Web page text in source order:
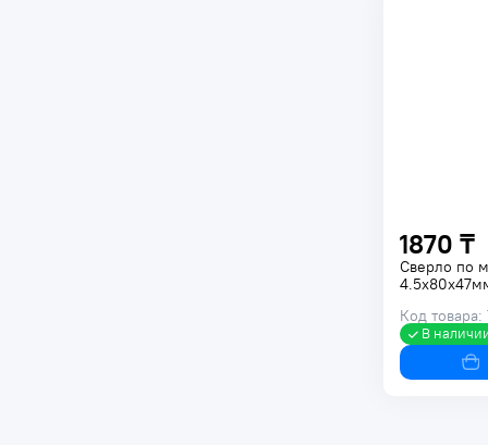
1870 ₸
Сверло по
Код
В